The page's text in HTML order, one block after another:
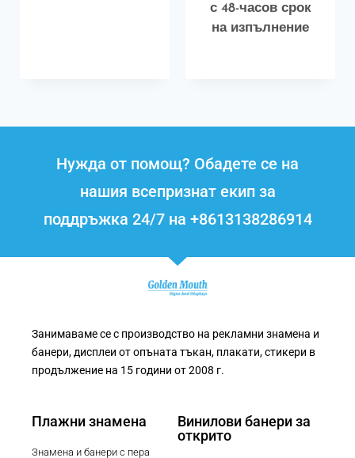
с 48-часов срок
на изпълнение
Нужда от помощ? Обадете се на
нашия всепризнат екип за
поддръжка 24/7 на +8613138286914
Занимаваме се с производство на рекламни знамена и
банери, дисплеи от опъната тъкан, плакати, стикери в
продължение на 15 години от 2008 г.
Плажни знамена
Знамена и банери с пера
Винилови банери за
открито